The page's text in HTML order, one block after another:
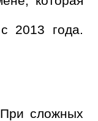
2013 года.
сложных